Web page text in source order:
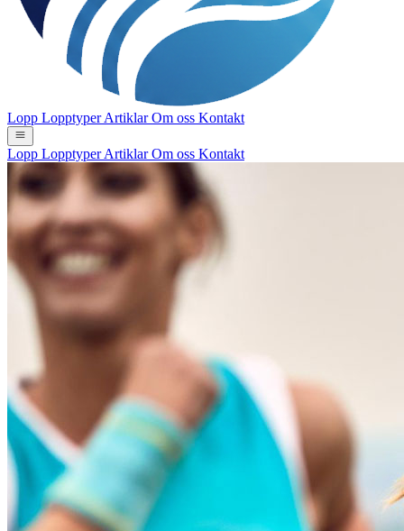
Lopp LopptyperArtiklarOm oss Kontakt
Lopp LopptyperArtiklarOm oss Kontakt